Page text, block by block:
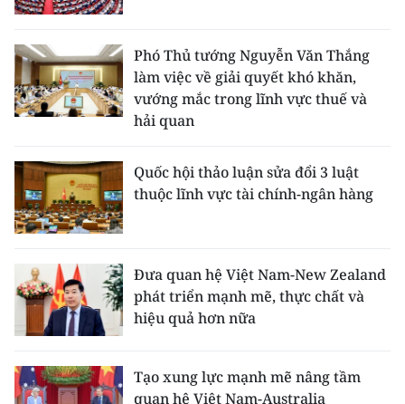
TIN MỚI
TIN ĐỊA PHƯƠNG
Trung du và miền núi phía Bắc
Bắc Trung Bộ
Duyên hải Nam Trung Bộ và Tây
Đông Nam Bộ
Đồng bằng sông Cửu Long
Chuyên trang Hà Nội
Phó Thủ tướng Nguyễn Văn Thắng
làm việc về giải quyết khó khăn,
vướng mắc trong lĩnh vực thuế và
hải quan
Quốc hội thảo luận sửa đổi 3 luật
thuộc lĩnh vực tài chính-ngân hàng
Đưa quan hệ Việt Nam-New Zealand
phát triển mạnh mẽ, thực chất và
hiệu quả hơn nữa
Tạo xung lực mạnh mẽ nâng tầm
quan hệ Việt Nam-Australia